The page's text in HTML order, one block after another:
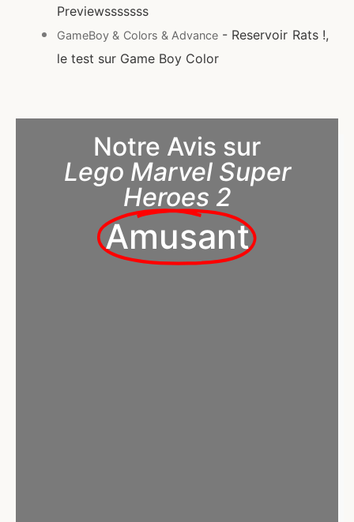
Previewsssssss
GameBoy & Colors & Advance - Reservoir Rats !,
le test sur Game Boy Color
Notre Avis sur
Lego Marvel Super
Heroes 2
Amusant